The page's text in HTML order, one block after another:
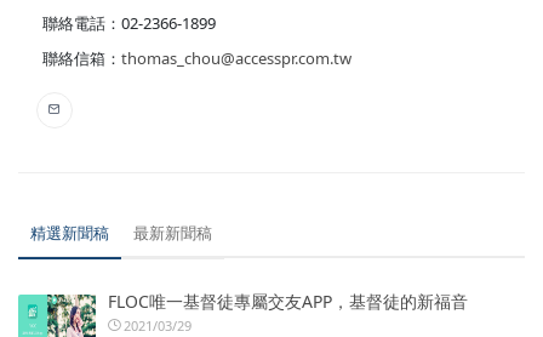
聯絡電話：02-2366-1899
聯絡信箱： thomas_chou@accesspr.com.tw
精選新聞稿 最新新聞稿
FLOC唯一基督徒專屬交友APP，基督徒的新福音
2021/03/29